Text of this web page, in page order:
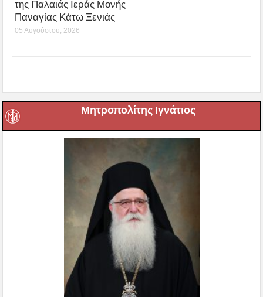
της Παλαιάς Ιεράς Μονής
Παναγίας Κάτω Ξενιάς
05 Αυγούστου, 2026
Μητροπολίτης Ιγνάτιος